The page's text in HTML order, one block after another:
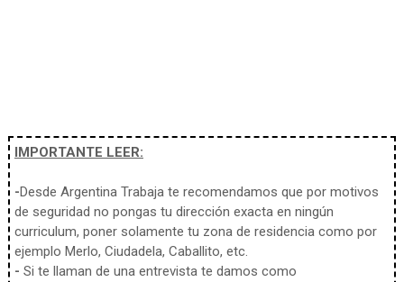
IMPORTANTE LEER:
-Desde Argentina Trabaja te recomendamos que por motivos
de seguridad no pongas tu dirección exacta en ningún
curriculum, poner solamente tu zona de residencia como por
ejemplo Merlo, Ciudadela, Caballito, etc.
- Si te llaman de una entrevista te damos como